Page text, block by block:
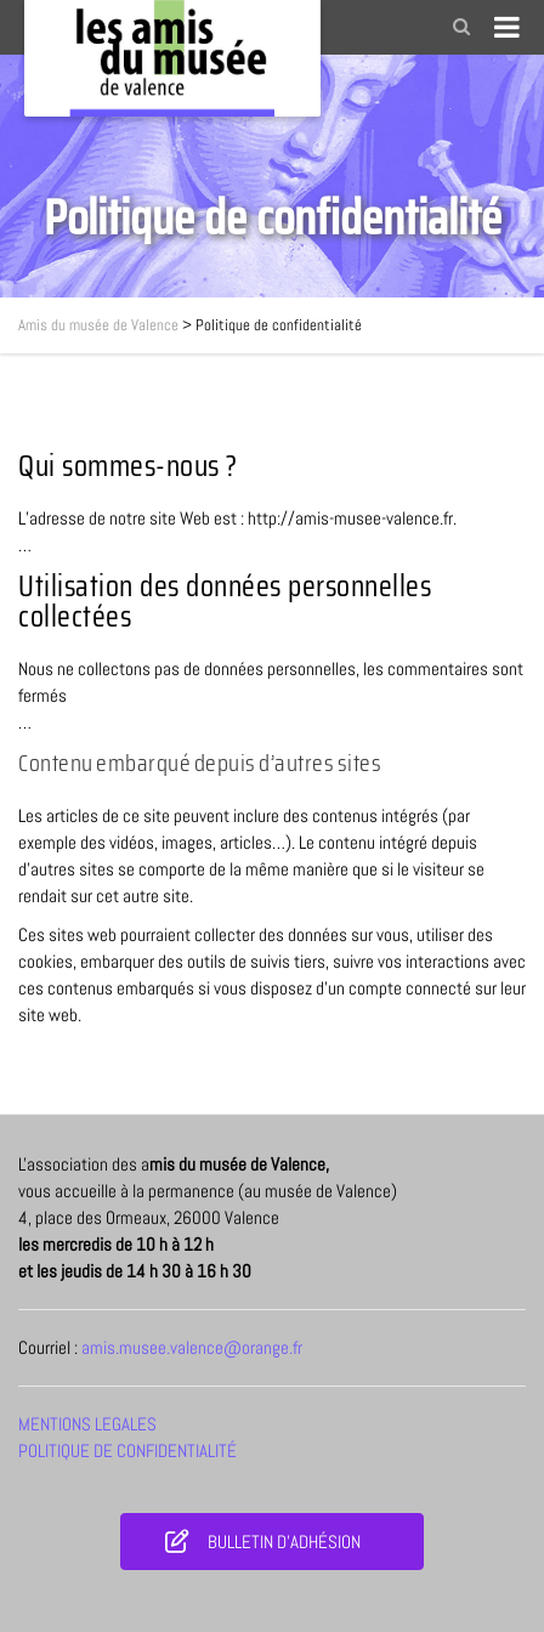
Politique de confidentialité
Amis du musée de Valence > Politique de confidentialité
Qui sommes-nous ?
L’adresse de notre site Web est : http://amis-musee-valence.fr.
…
Utilisation des données personnelles
collectées
Nous ne collectons pas de données personnelles, les commentaires sont
fermés
…
Contenu embarqué depuis d’autres sites
Les articles de ce site peuvent inclure des contenus intégrés (par
exemple des vidéos, images, articles…). Le contenu intégré depuis
d’autres sites se comporte de la même manière que si le visiteur se
rendait sur cet autre site.
Ces sites web pourraient collecter des données sur vous, utiliser des
cookies, embarquer des outils de suivis tiers, suivre vos interactions avec
ces contenus embarqués si vous disposez d’un compte connecté sur leur
site web.
L'association des amis du musée de Valence,
vous accueille à la permanence (au musée de Valence)
4, place des Ormeaux, 26000 Valence
les mercredis de 10 h à 12 h
et les jeudis de 14 h 30 à 16 h 30
Courriel : amis.musee.valence@orange.fr
MENTIONS LEGALES
POLITIQUE DE CONFIDENTIALITÉ
BULLETIN D'ADHÉSION